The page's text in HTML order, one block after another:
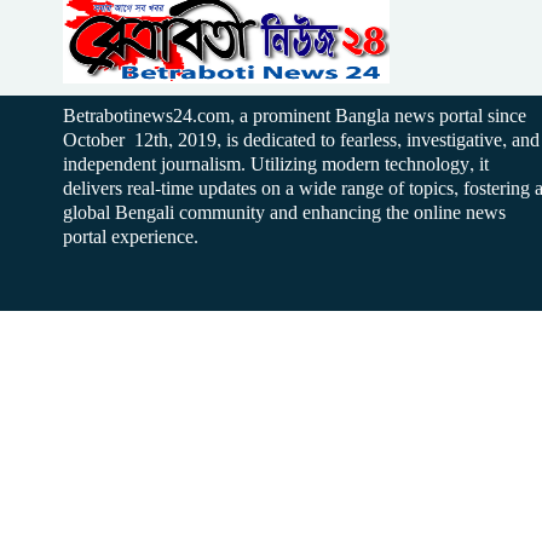
Betrabotinews24.com, a prominent Bangla news portal since
October 12th, 2019, is dedicated to fearless, investigative, and
independent journalism. Utilizing modern technology, it
delivers real-time updates on a wide range of topics, fostering a
global Bengali community and enhancing the online news
portal experience.